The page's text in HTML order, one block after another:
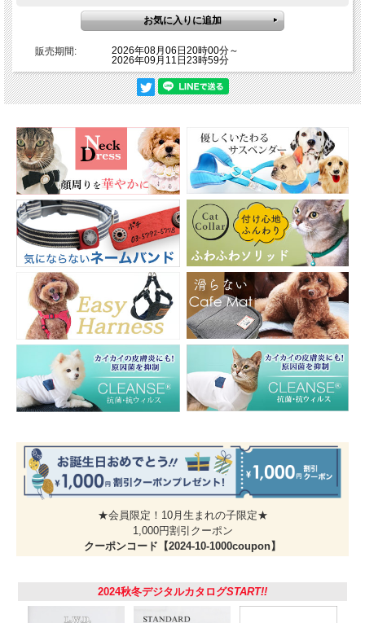
・幅1.5cmまでの首輪に対応します。（厚み4mm程度と考えた場合）
・なまえ用ペンまたは極細油性ペンで記入してください。ボールペンは日にち
が経つと滲みやすいのでご使用にならないでください。
・名入れサービス(別途￥165)も実施中
東日本大震災以降、様々な災害が続いています。いざという時に迷子にならな
いよう、普段からおうちの中でも名札付きの首輪の着用や、猫ちゃんをしっか
りと確保できるハンドルベストの準備、移動のためのキャリーバッグなど災害
時に備えての準備をぜひなさってください。
※迷子ゼロ！を願って、送料無料キャンペーン中です。商品は郵便でのお届け
となります。他商品と同梱の場合は、メール便または宅配便でのお届けとなり
ます。
※お届けはポストへの投函となります。予めご了承下さい。
※お届けの日時指定は承れません。
※郵送ではなく宅配またはメール便をご希望の場合は、清算の際通信欄にその
旨ご記入ください。その場合は送料が有料となります。
簡単装着！神経質な猫ちゃんもOK
キラキラ光るグリッターボタンで一目瞭然。お手持ちの首輪に巻いてパチっ
と留めるだけ。6色のカラーバリエーションで首輪に合うカラーをお選びくだ
薄くて丈夫な生地なのでとっても軽い着け心地。神経質な子でも安心です！
名前を書くだけとっても簡単
ちします。届いてすぐにつけられるのでとても便利！
販売期間:
2026年08月06日20時00分～
2026年09月11日23時59分
★会員限定！10月生まれの子限定★
1,000円割引クーポン
クーポンコード【2024-10-1000coupon】
2024秋冬デジタルカタログSTART!!